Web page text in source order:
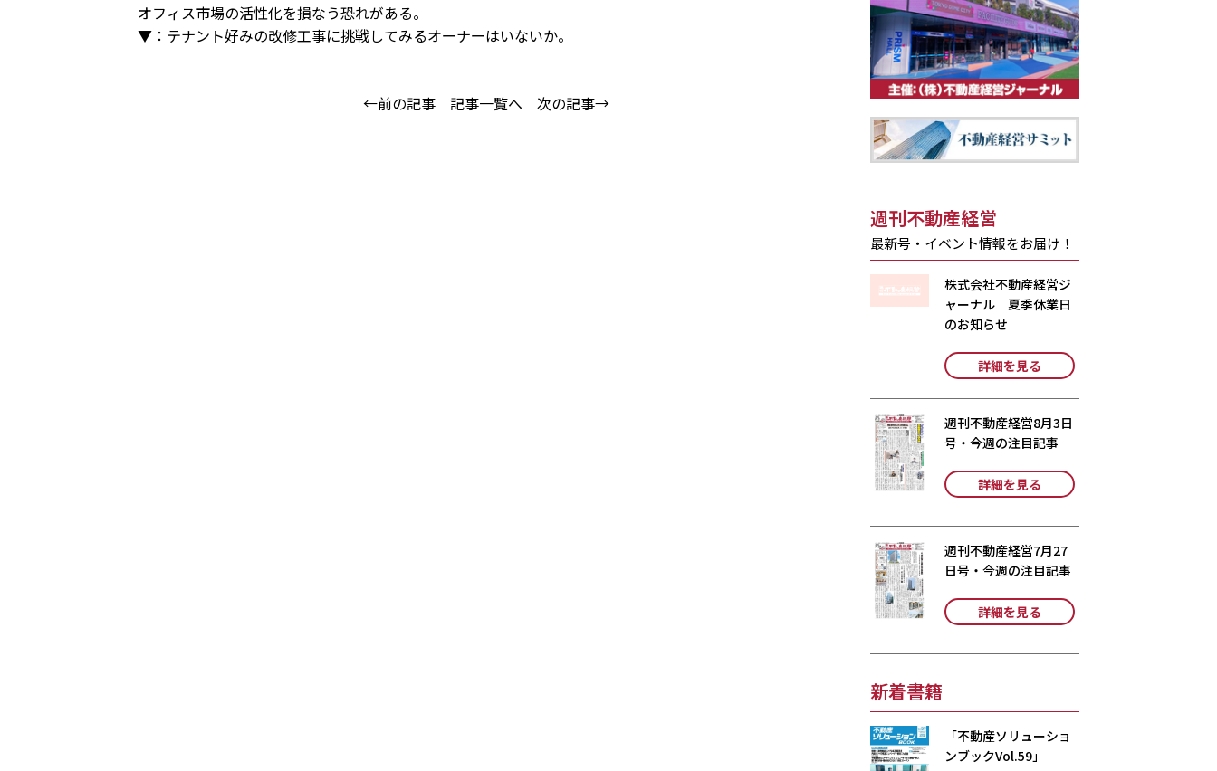
オフィス市場の活性化を損なう恐れがある。
▼：テナント好みの改修工事に挑戦してみるオーナーはいないか。
←前の記事 記事一覧へ 次の記事→
週刊不動産経営
最新号・イベント情報をお届け！
株式会社不動産経営ジ
ャーナル 夏季休業日
のお知らせ
詳細を見る
週刊不動産経営8月3日
号・今週の注目記事
詳細を見る
週刊不動産経営7月27
日号・今週の注目記事
詳細を見る
新着書籍
「不動産ソリューショ
ンブックVol.59」